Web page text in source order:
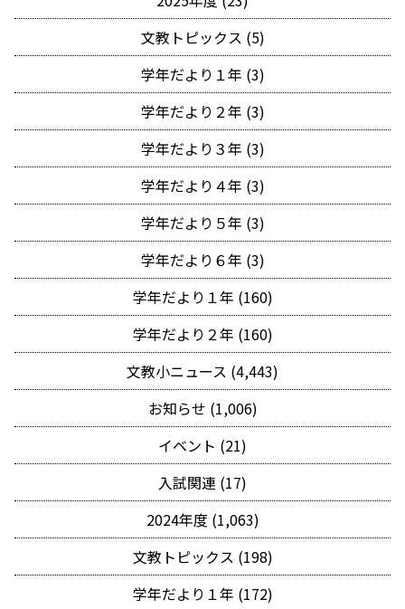
文教トピックス (5)
学年だより１年 (3)
学年だより２年 (3)
学年だより３年 (3)
学年だより４年 (3)
学年だより５年 (3)
学年だより６年 (3)
学年だより１年 (160)
学年だより２年 (160)
文教小ニュース (4,443)
お知らせ (1,006)
イベント (21)
入試関連 (17)
2024年度 (1,063)
文教トピックス (198)
学年だより１年 (172)